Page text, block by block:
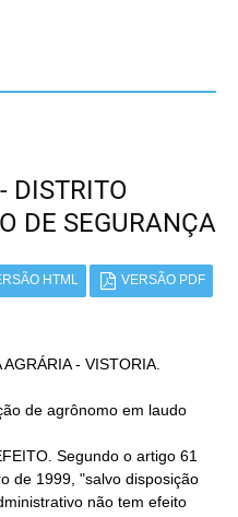
DISTRITO
DE SEGURANÇA
HTML VERSÃO PDF
- VISTORIA.
Segundo o artigo 61